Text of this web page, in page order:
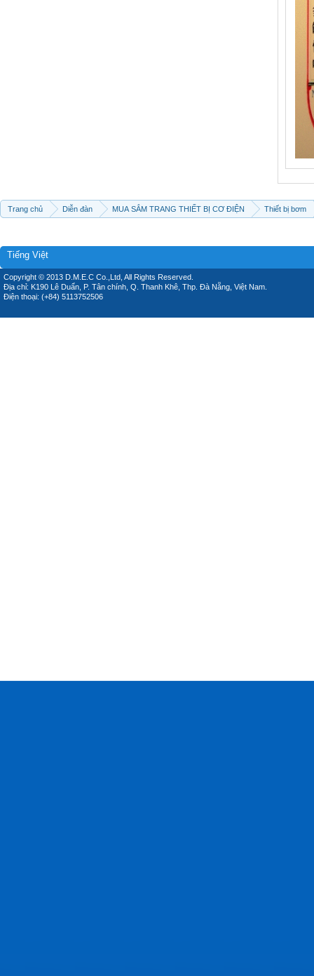
Trang chủ Diễn đàn MUA SẮM TRANG THIẾT BỊ CƠ ĐIỆN Thiết bị bơm
Tiếng Việt
Copyright © 2013 D.M.E.C Co.,Ltd, All Rights Reserved.
Địa chỉ: K190 Lê Duẩn, P. Tân chính, Q. Thanh Khê, Thp. Đà Nẵng, Việt Nam.
Điện thoại: (+84) 5113752506